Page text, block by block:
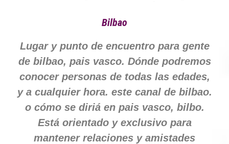
Bilbao
Lugar y punto de encuentro para gente
de bilbao, pais vasco. Dónde podremos
conocer personas de todas las edades,
y a cualquier hora. este canal de bilbao.
o cómo se diriá en pais vasco, bilbo.
Está orientado y exclusivo para
mantener relaciones y amistades